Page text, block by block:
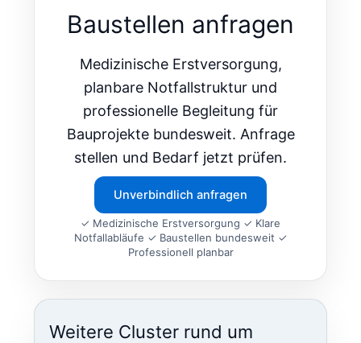
Baustellen anfragen
Medizinische Erstversorgung,
planbare Notfallstruktur und
professionelle Begleitung für
Bauprojekte bundesweit. Anfrage
stellen und Bedarf jetzt prüfen.
Unverbindlich anfragen
✓ Medizinische Erstversorgung ✓ Klare
Notfallabläufe ✓ Baustellen bundesweit ✓
Professionell planbar
Weitere Cluster rund um